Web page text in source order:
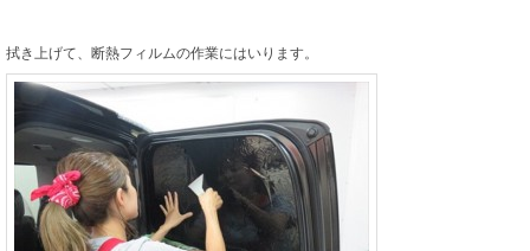
拭き上げて、断熱フィルムの作業にはいります。